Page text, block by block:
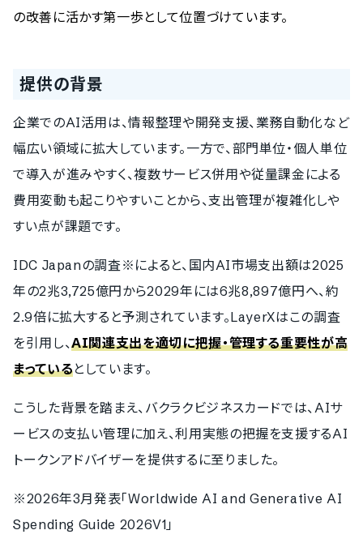
の改善に活かす第一歩として位置づけています。
提供の背景
企業でのAI活用は、情報整理や開発支援、業務自動化など
幅広い領域に拡大しています。一方で、部門単位・個人単位
で導入が進みやすく、複数サービス併用や従量課金による
費用変動も起こりやすいことから、支出管理が複雑化しや
すい点が課題です。
IDC Japanの調査※によると、国内AI市場支出額は2025
年の2兆3,725億円から2029年には6兆8,897億円へ、約
2.9倍に拡大すると予測されています。LayerXはこの調査
を引用し、AI関連支出を適切に把握・管理する重要性が高
まっているとしています。
こうした背景を踏まえ、バクラクビジネスカードでは、AIサ
ービスの支払い管理に加え、利用実態の把握を支援するAI
トークンアドバイザーを提供するに至りました。
※2026年3月発表「Worldwide AI and Generative AI
Spending Guide 2026V1」